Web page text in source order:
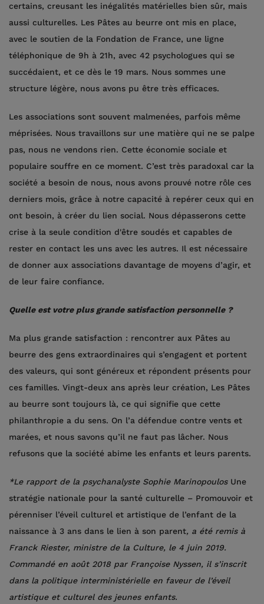
certains, creusant les inégalités matérielles bien sûr, mais
aussi culturelles. Les Pâtes au beurre ont mis en place,
avec le soutien de la Fondation de France, une ligne
téléphonique de 9h à 21h, avec 42 psychologues qui se
succédaient, et ce dès le 19 mars. Nous sommes une
structure légère, nous avons pu être très efficaces.
Les associations sont souvent malmenées, parfois même
méprisées. Nous travaillons sur une matière qui ne se palpe
pas, nous ne vendons rien. Cette économie sociale et
populaire souffre en ce moment. C’est très paradoxal car la
société a besoin de nous, nous avons prouvé notre rôle ces
derniers mois, grâce à notre capacité à repérer ceux qui en
ont besoin, à créer du lien social. Nous dépasserons cette
crise à la seule condition d'être soudés et capables de
rester en contact les uns avec les autres. Il est nécessaire
de donner aux associations davantage de moyens d’agir, et
de leur faire confiance.
Quelle est votre plus grande satisfaction personnelle ?
Ma plus grande satisfaction : rencontrer aux Pâtes au
beurre des gens extraordinaires qui s’engagent et portent
des valeurs, qui sont généreux et répondent présents pour
ces familles. Vingt-deux ans après leur création, Les Pâtes
au beurre sont toujours là, ce qui signifie que cette
philanthropie a du sens. On l’a défendue contre vents et
marées, et nous savons qu’il ne faut pas lâcher. Nous
refusons que la société abime les enfants et leurs parents.
*Le rapport de la psychanalyste Sophie Marinopoulos Une
stratégie nationale pour la santé culturelle – Promouvoir et
pérenniser l’éveil culturel et artistique de l’enfant de la
naissance à 3 ans dans le lien à son parent, a été remis à
Franck Riester, ministre de la Culture, le 4 juin 2019.
Commandé en août 2018 par Françoise Nyssen, il s’inscrit
dans la politique interministérielle en faveur de l’éveil
artistique et culturel des jeunes enfants.